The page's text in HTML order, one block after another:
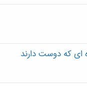
ای که دوست دارند